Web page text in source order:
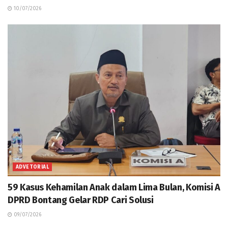
10/07/2026
ADVETORIAL
59 Kasus Kehamilan Anak dalam Lima Bulan, Komisi A
DPRD Bontang Gelar RDP Cari Solusi
09/07/2026